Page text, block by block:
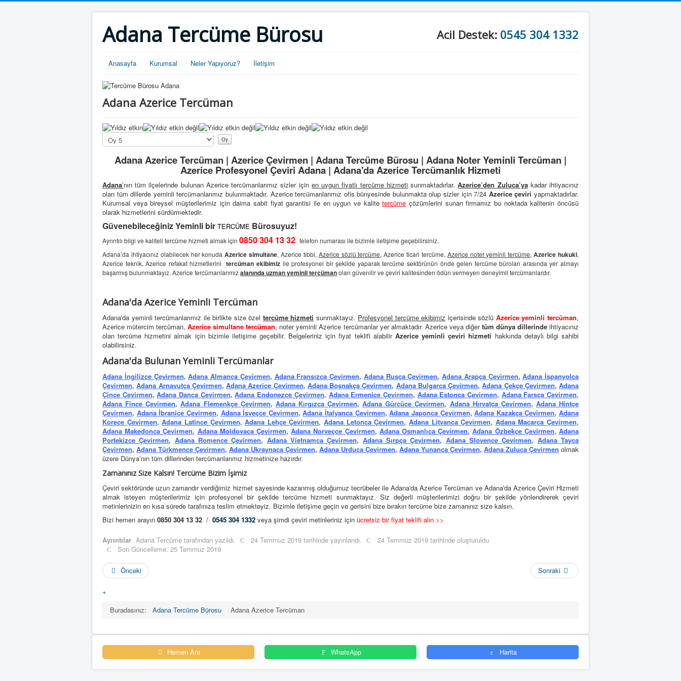
Adana Tercüme Bürosu Acil Destek: 0545 304 1332
Anasayfa Kurumsal Neler Yapıyoruz? İletişim
Adana Azerice Tercüman
K
u
l
ı
c
ı
O
y
u
1
/
Lütfen
oylayın
Adana Azerice Tercüman | Azerice Çevirmen | Adana Tercüme Bürosu | Adana Noter Yeminli Tercüman |
Azerice Profesyonel Çeviri Adana | Adana'da Azerice Tercümanlık Hizmeti
Adana’nın tüm ilçelerinde bulunan Azerice tercümanlarımız sizler için en uygun fiyatlı tercüme hizmetisunmaktadırlar.Azerice’den Zuluca’yakadar ihtiyacınız
olan tüm dillerde yeminli tercümanlarımız bulunmaktadır. Azerice tercümanlarımız ofis bünyesinde bulunmakta olup sizler için 7/24 Azerice çeviri yapmaktadırlar.
Kurumsal veya bireysel müşterilerimiz için daima sabit fiyat garantisi ile en uygun ve kalitetercüme çözümlerini sunan firmamız bu noktada kalitenin öncüsü
olarak hizmetlerini sürdürmektedir.
Güvenebileceğiniz Yeminli bir TERCÜME Bürosuyuz!
Ayrıntılı bilgi ve kaliteli tercüme hizmeti almak için 0850 304 13 32 telefon numarası ile bizimle iletişime geçebilirsiniz.
Adana’da ihtiyacınız olabilecek her konudaAzerice simultane, Azerice tıbbi, Azerice sözlü tercüme, Azerice ticari tercüme, Azerice noter yeminli tercüme,Azerice hukuki,
Azerice teknik, Azerice refakat hizmetlerini tercüman ekibimiz ile profesyonel bir şekilde yaparak tercüme sektörünün önde gelen tercüme büroları arasında yer almayı
başarmış bulunmaktayız. Azerice tercümanlarımızalanında uzman yeminli tercümanolan güvenilir ve çeviri kalitesinden ödün vermeyen deneyimli tercümanlardır.
Adana'da Azerice Yeminli Tercüman
Adana'da yeminli tercümanlarımız ile birlikte size özel tercüme hizmeti sunmaktayız. Profesyonel tercüme ekibimiz içerisinde sözlü Azerice yeminli tercüman,
Azerice mütercim tercüman,Azerice simultane tercüman, noter yeminli Azerice tercümanlar yer almaktadır. Azerice veya diğertüm dünya dillerindeihtiyacınız
olan tercüme hizmetini almak için bizimle iletişime geçebilir. Belgeleriniz için fiyat teklifi alabilir Azerice yeminli çeviri hizmeti hakkında detaylı bilgi sahibi
olabilirsiniz.
Adana'da Bulunan Yeminli Tercümanlar
Adana İngilizce Çevirmen,Adana Almanca Çevirmen, Adana Fransızca Çevirmen, Adana Rusça Çevirmen, Adana Arapça Çevirmen,Adana İspanyolca
Çevirmen,Adana Arnavutça Çevirmen, Adana Azerice Çevirmen, Adana Boşnakça Çevirmen, Adana Bulgarca Çevirmen,Adana Çekçe Çevirmen, Adana
Çince Çevirmen,Adana Danca Çevirmen,Adana Endonezce Çevirmen, Adana Ermenice Çevirmen, Adana Estonca Çevirmen, Adana Farsça Çevirmen,
Adana Fince Çevirmen,Adana Flemenkçe Çevirmen, Adana Kırgızca Çevirmen,Adana Gürcüce Çevirmen, Adana Hırvatça Çevirmen, Adana Hintçe
Çevirmen, Adana İbranice Çevirmen, Adana İsveçce Çevirmen,Adana İtalyanca Çevirmen,Adana Japonca Çevirmen,Adana Kazakça Çevirmen, Adana
Korece Çevirmen,Adana Latince Çevirmen,Adana Lehçe Çevirmen, Adana Letonca Çevirmen, Adana Litvanca Çevirmen, Adana Macarca Çevirmen,
Adana Makedonca Çevirmen, Adana Moldovaca Çevirmen,Adana Norveçce Çevirmen, Adana Osmanlıca Çevirmen,Adana Özbekçe Çevirmen,Adana
Portekizce Çevirmen, Adana Romence Çevirmen, Adana Vietnamca Çevirmen, Adana Sırpça Çevirmen, Adana Slovence Çevirmen, Adana Tayca
Çevirmen, Adana Türkmence Çevirmen, Adana Ukraynaca Çevirmen, Adana Urduca Çevirmen, Adana Yunanca Çevirmen, Adana Zuluca Çevirmen olmak
üzere Dünya’nın tüm dillerinden tercümanlarımız hizmetinize hazırdır.
Zamanınız Size Kalsın! Tercüme Bizim İşimiz
Çeviri sektöründe uzun zamandır verdiğimiz hizmet sayesinde kazanmış olduğumuz tecrübeler ile Adana'da Azerice Tercüman ve Adana'da Azerice Çeviri Hizmeti
almak isteyen müşterilerimiz için profesyonel bir şekilde tercüme hizmeti sunmaktayız. Siz değerli müşterilerimizi doğru bir şekilde yönlendirerek çeviri
metinlerinizin en kısa sürede tarafınıza teslim etmekteyiz. Bizimle iletişime geçin ve gerisini bize bırakın tercüme bize zamanınız size kalsın.
Bizi hemen arayın 0850 304 13 32 / 0545 304 1332 veya şimdi çeviri metinleriniz için ücretsiz bir fiyat teklifi alın >>
Ayrıntılar Adana Tercüme tarafından yazıldı. 24 Temmuz 2019 tarihinde yayınlandı.
24 Temmuz 2019 tarihinde oluşturuldu
Son Güncelleme: 25 Temmuz 2019
Önceki Sonraki
+
Buradasınız:
Adana Tercüme Bürosu Adana Azerice Tercüman
Hemen Ara WhatsApp Harita